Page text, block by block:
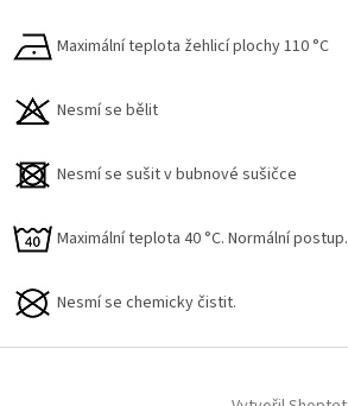
Maximální teplota žehlicí plochy 110 °C
Nesmí se bělit
Nesmí se sušit v bubnové sušičce
Maximální teplota 40 °C. Normální postup.
Nesmí se chemicky čistit.